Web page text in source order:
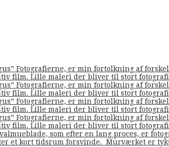
Fotografierne, er min fortolkning af
film. Lille maleri der bliver til stort
Fotografierne, er min fortolkning af
film. Lille maleri der bliver til stort
Fotografierne, er min fortolkning af
film. Lille maleri der bliver til stort
Fotografierne, er min fortolkning af
film. Lille maleri der bliver til stort
som efter en lang proces, er
et kort tidsrum forsvinde. Murværket er